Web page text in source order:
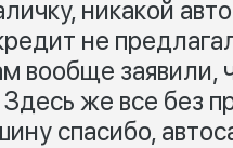
никакой
не
вообще заявили,
же все без
спасибо,